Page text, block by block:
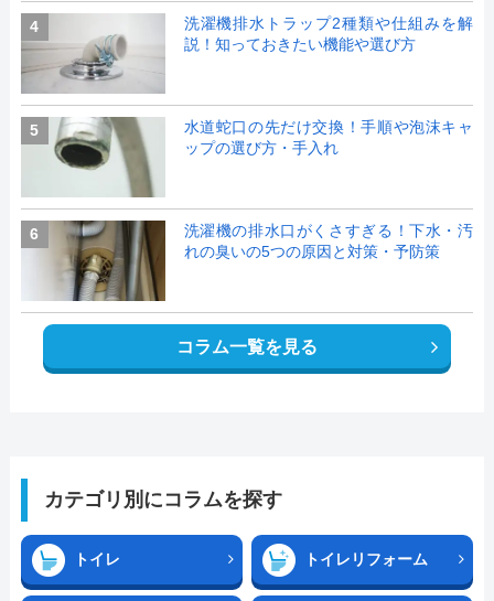
4
洗濯機排水トラップ2種類や仕組みを解
説！知っておきたい機能や選び方
5
水道蛇口の先だけ交換！手順や泡沫キャ
ップの選び方・手入れ
6
洗濯機の排水口がくさすぎる！下水・汚
れの臭いの5つの原因と対策・予防策
コラム一覧を見る
カテゴリ別にコラムを探す
トイレ トイレリフォーム